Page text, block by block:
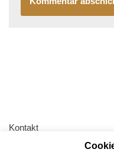
Kontakt